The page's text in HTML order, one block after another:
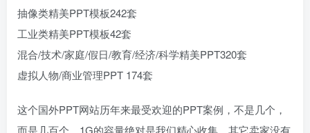
抽像类精美PPT模板242套
工业类精美PPT模板42套
混合/技术/家庭/假日/教育/经济/科学精美PPT320套
虚拟人物/商业管理PPT 174套
这个国外PPT网站历年来最受欢迎的PPT案例，不是几个，
而是几百个，1G的容量绝对是我们精心收集，其它卖家没有